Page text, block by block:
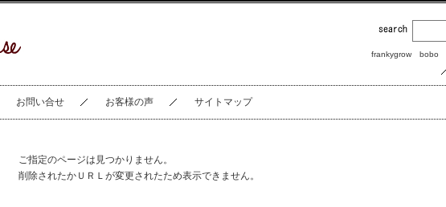
frankygrow bobo
お問い合せ お客様の声 サイトマップ
ご指定のページは見つかりません。
削除されたかＵＲＬが変更されたため表示できません。